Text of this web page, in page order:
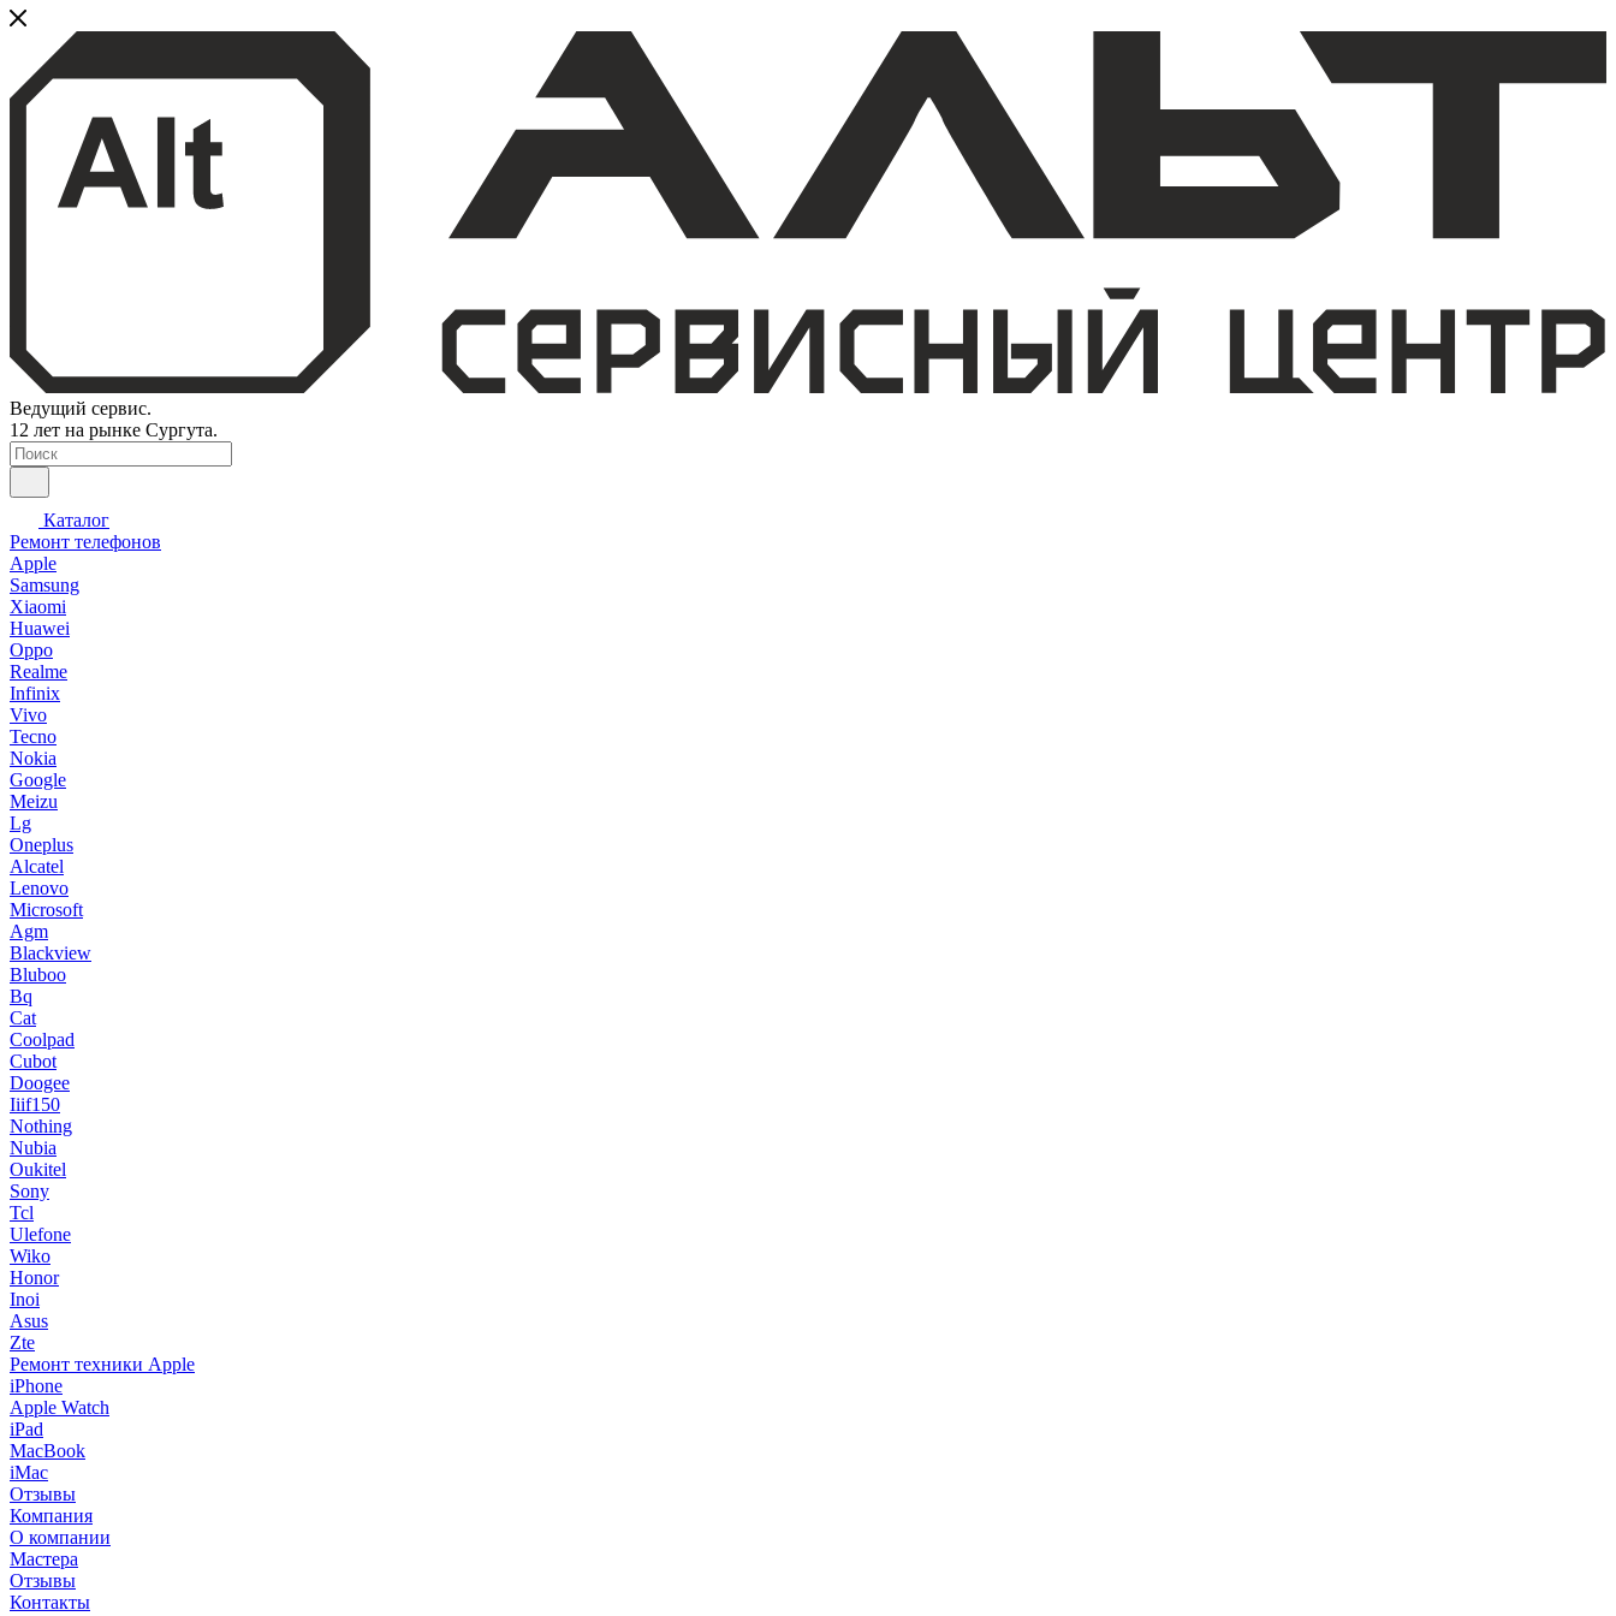
Ведущий сервис.
12 лет на рынке Сургута.
Каталог
Ремонт телефонов
Apple
Samsung
Xiaomi
Huawei
Oppo
Realme
Infinix
Vivo
Tecno
Nokia
Google
Meizu
Lg
Oneplus
Alcatel
Lenovo
Microsoft
Agm
Blackview
Bluboo
Bq
Cat
Coolpad
Cubot
Doogee
Iiif150
Nothing
Nubia
Oukitel
Sony
Tcl
Ulefone
Wiko
Honor
Inoi
Asus
Zte
Ремонт техники Apple
iPhone
Apple Watch
iPad
MacBook
iMac
Отзывы
Компания
О компании
Мастера
Отзывы
Контакты